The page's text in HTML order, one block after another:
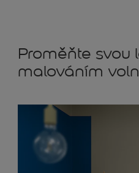
Proměňte svou
malováním